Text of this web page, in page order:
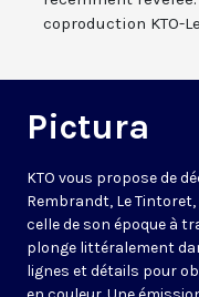
coproduction KTO-
Pictura
KTO vous propose de
Rembrandt, Le
celle de son époque à
plonge littéralement
lignes et détails pour